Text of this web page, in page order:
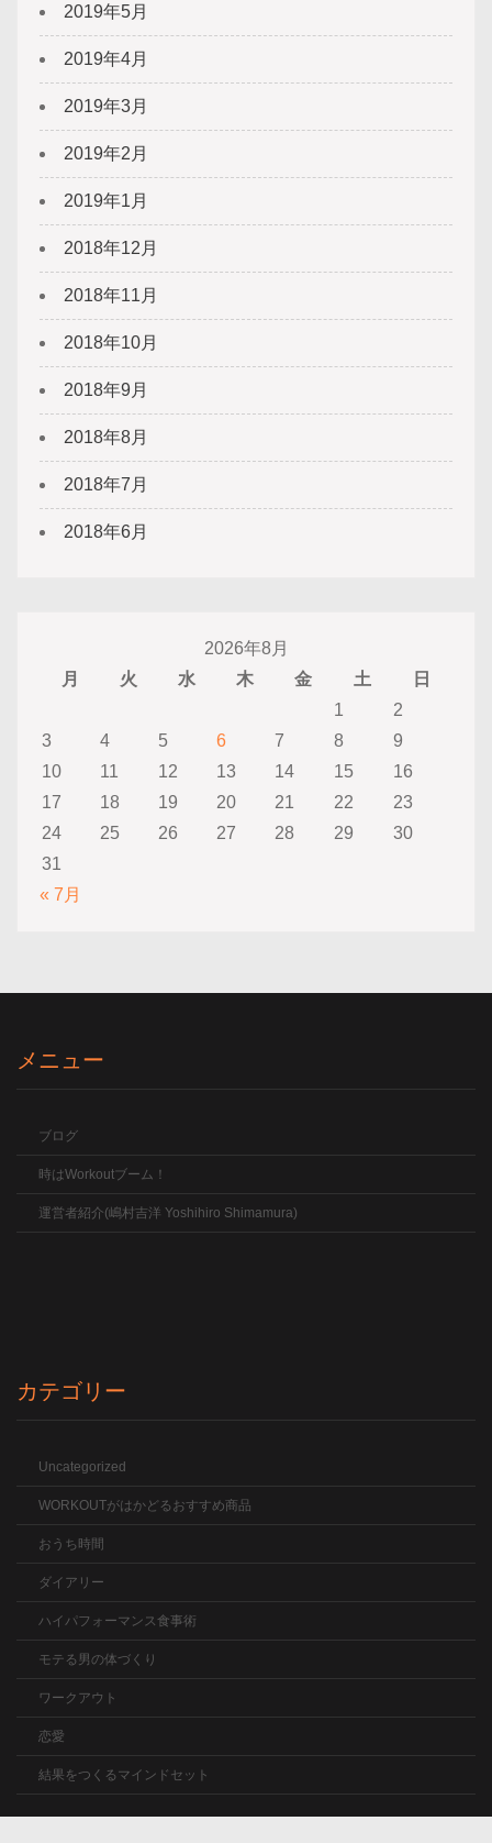
2019年5月
2019年4月
2019年3月
2019年2月
2019年1月
2018年12月
2018年11月
2018年10月
2018年9月
2018年8月
2018年7月
2018年6月
2026年8月
月
火 水 木 金 土
日
1
2
3
4 5 6 7 8
9
10
11 12 13 14 15
16
17
18 19 20 21 22
23
24
25 26 27 28 29
30
31
« 7月
メニュー
ブログ
時はWorkoutブーム！
運営者紹介(嶋村吉洋 Yoshihiro Shimamura)
カテゴリー
Uncategorized
WORKOUTがはかどるおすすめ商品
おうち時間
ダイアリー
ハイパフォーマンス食事術
モテる男の体づくり
ワークアウト
恋愛
結果をつくるマインドセット